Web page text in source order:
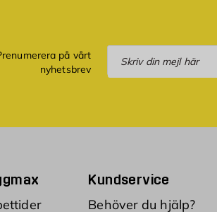
på vårt
nyhetsbrev
Prenumerera
Kundservice
Behöver du hjälp?